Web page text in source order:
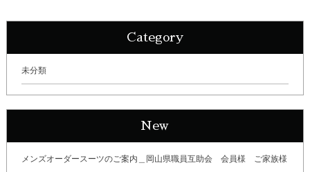
Category
未分類
New
メンズオーダースーツのご案内＿岡山県職員互助会 会員様 ご家族様